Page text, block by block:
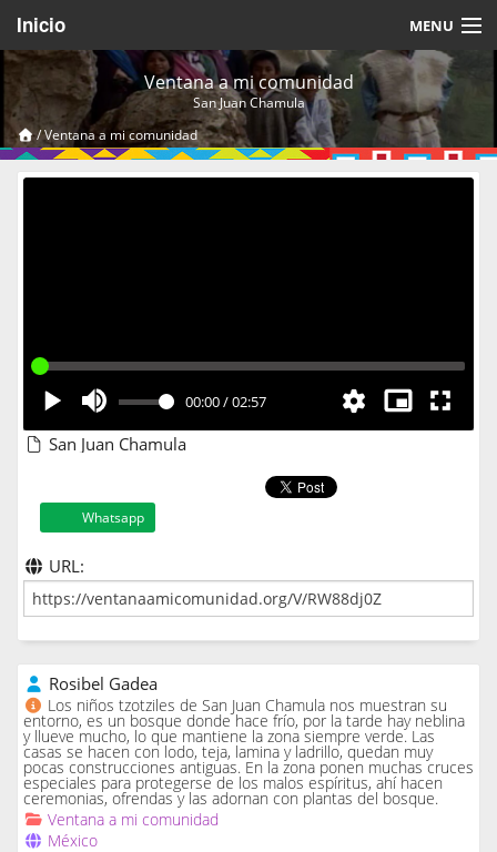
Inicio MENU
Acerca de
Videos Temáticos
Cerrar Sesión
Ventana a mi comunidad
San Juan Chamula
/Ventana a mi comunidad
00:00/02:57
San Juan Chamula
Whatsapp
URL:
Rosibel Gadea
Los niños tzotziles de San Juan Chamula nos muestran su
entorno, es un bosque donde hace frío, por la tarde hay neblina
y llueve mucho, lo que mantiene la zona siempre verde. Las
casas se hacen con lodo, teja, lamina y ladrillo, quedan muy
pocas construcciones antiguas. En la zona ponen muchas cruces
especiales para protegerse de los malos espíritus, ahí hacen
ceremonias, ofrendas y las adornan con plantas del bosque.
Ventana a mi comunidad
México